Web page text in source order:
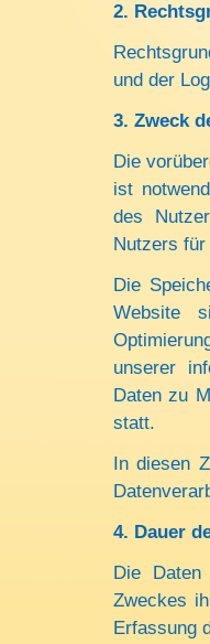
2.
und der
3. Zweck
Die
ist
des
Nutzers
Die
Website
unserer
Daten zu
statt.
In diesen
4. Dauer
Die
Zweckes
Erfassung